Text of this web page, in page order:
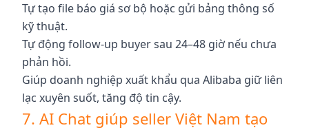
Tự tạo file báo giá sơ bộ hoặc gửi bảng thông số
kỹ thuật.
Tự động follow-up buyer sau 24–48 giờ nếu chưa
phản hồi.
Giúp doanh nghiệp xuất khẩu qua Alibaba giữ liên
lạc xuyên suốt, tăng độ tin cậy.
7. AI Chat giúp seller Việt Nam tạo